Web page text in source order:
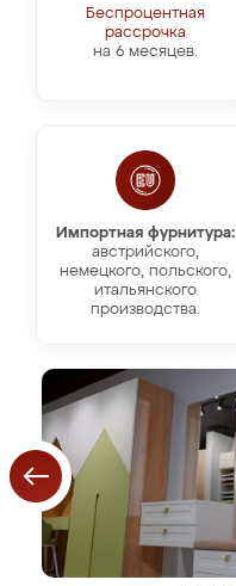
Беспроцентная
рассрочка
на 6 месяцев.
Импортная фурнитура:
австрийского,
немецкого, польского,
итальянского
производства.